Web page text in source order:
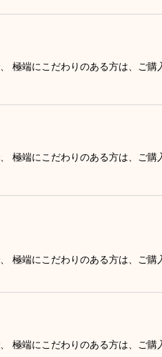
極端にこだわりのある方は、ご
極端にこだわりのある方は、ご
極端にこだわりのある方は、ご
極端にこだわりのある方は、ご